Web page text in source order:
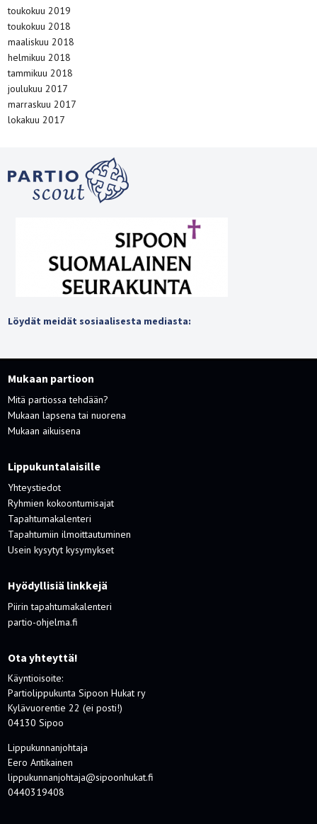
toukokuu 2019
toukokuu 2018
maaliskuu 2018
helmikuu 2018
tammikuu 2018
joulukuu 2017
marraskuu 2017
lokakuu 2017
Löydät meidät sosiaalisesta mediasta:
Mukaan partioon
Mitä partiossa tehdään?
Mukaan lapsena tai nuorena
Mukaan aikuisena
Lippukuntalaisille
Yhteystiedot
Ryhmien kokoontumisajat
Tapahtumakalenteri
Tapahtumiin ilmoittautuminen
Usein kysytyt kysymykset
Hyödyllisiä linkkejä
Piirin tapahtumakalenteri
partio-ohjelma.fi
Ota yhteyttä!
Käyntioisoite:
Partiolippukunta Sipoon Hukat ry
Kylävuorentie 22 (ei posti!)
04130 Sipoo
Lippukunnanjohtaja
Eero Antikainen
lippukunnanjohtaja@sipoonhukat.fi
0440319408